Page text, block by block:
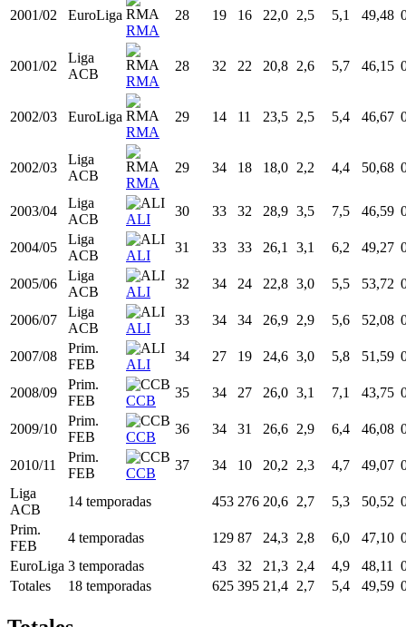
1999/00
ACB
RMA
26 34 18 21,1 2,2 4,8 46,30
2000/01
EuroLiga
RMA
27 10 5 17,1 1,9 4,0 47,50
2000/01
ACB
RMA
27 34 18 16,5 1,9 4,3 44,83
2001/02
EuroLiga
RMA
28 19 16 22,0 2,5 5,1 49,48
2001/02
Liga
ACB
RMA
28 32 22 20,8 2,6 5,7 46,15
EuroLiga
RMA
2002/03
Liga
ACB
RMA
29 34 18 18,0 2,2 4,4 50,68
2003/04
Liga
ACB
ALI
30 33 32 28,9 3,5 7,5 46,59
2004/05
Liga
ACB
ALI
31 33 33 26,1 3,1 6,2 49,27
2005/06
Liga
ACB
ALI
32 34 24 22,8 3,0 5,5 53,72
2006/07
Liga
ACB
ALI
33 34 34 26,9 2,9 5,6 52,08
2007/08
Prim.
FEB
ALI
27 19 24,6 3,0 5,8 51,59
2008/09
Prim.
FEB
CCB
34 27 26,0 3,1 7,1 43,75
2009/10
Prim.
FEB
CCB
34 31 26,6 2,9 6,4 46,08